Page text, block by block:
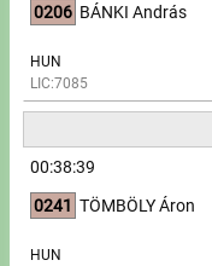
0206 BÁNKI András
HUN
LIC:7085
00:38:39
0241 TÖMBÖLY Áron
HUN